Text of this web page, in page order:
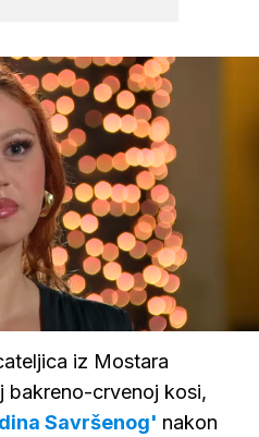
Loaded:
100.00%
iz Mostara
bakreno-crvenoj kosi,
Savršenog' nakon